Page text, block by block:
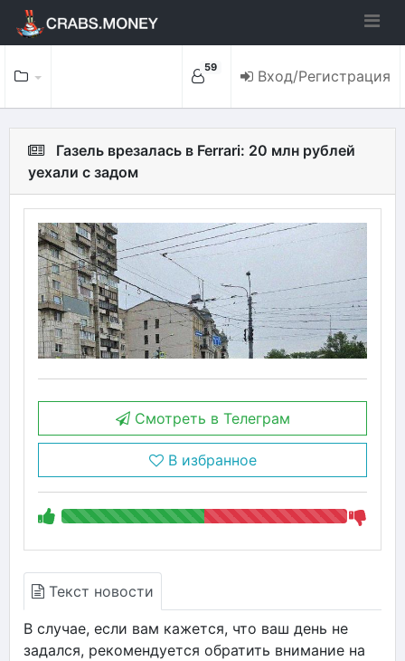
59 Вход/Регистрация
Газель врезалась в Ferrari: 20 млн рублей
уехали с задом
Смотреть в Телеграм
В избранное
Текст новости
В случае, если вам кажется, что ваш день не
задался, рекомендуется обратить внимание на